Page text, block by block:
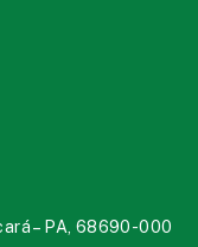
– PA, 68690-000